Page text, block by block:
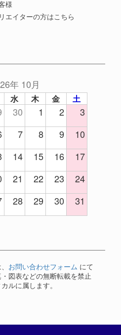
様
エイターの方はこちら
年 10月
水 木 金 土
30 1 2
3
7 8 9
10
14 15 16
17
21 22 23
24
28 29 30 31
お問い合わせフォーム にて
図表などの無断転載を禁止
ルに属します。